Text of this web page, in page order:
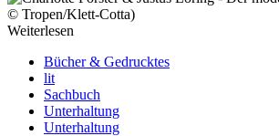
Weiterlesen
Bücher & Gedrucktes
lit
Sachbuch
Unterhaltung
Unterhaltung